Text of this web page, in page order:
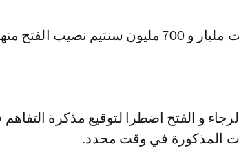
و الفتح اضطرا لتوقيع مذكرة
المذكورة في وقت محدد.